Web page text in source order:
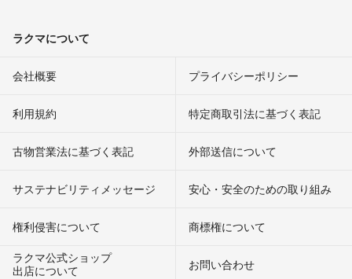
ラクマについて
会社概要 プライバシーポリシー
利用規約 特定商取引法に基づく表記
古物営業法に基づく表記 外部送信について
サステナビリティメッセージ 安心・安全のための取り組み
権利侵害について
商標権について
ラクマ公式ショップ
出店について
お問い合わせ